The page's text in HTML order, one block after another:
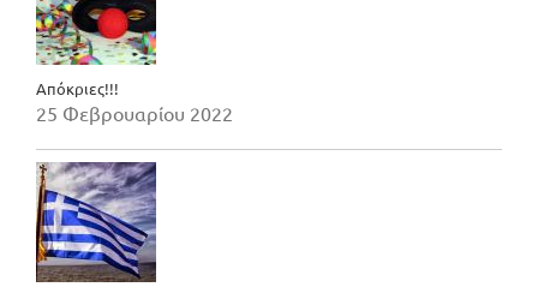
Απόκριες!!!
25 Φεβρουαρίου 2022